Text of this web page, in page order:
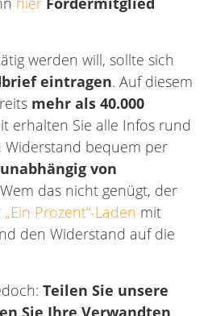
werden will, sollte sich
eintragen. Auf diesem
mehr als 40.000
erhalten Sie alle Infos rund
bequem per
unabhängig von
das nicht genügt, der
„Ein Prozent“-Laden mit
den Widerstand auf die
Teilen Sie unsere
Sie Ihre Verwandten,